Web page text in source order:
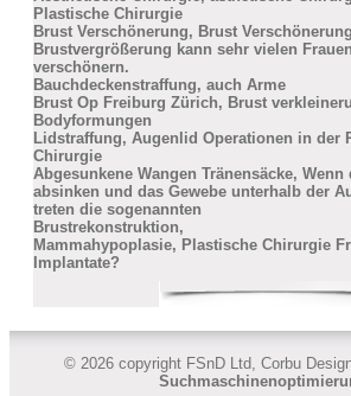
Plastische Chirurgie
Brust Verschönerung, Brust
Brustvergrößerung kann sehr vielen
verschönern.
Bauchdeckenstraffung, auch Arme
Brust Op Freiburg Zürich, Brust
Bodyformungen
Lidstraffung, Augenlid Operationen in der
Chirurgie
Abgesunkene Wangen Tränensäcke, Wenn
absinken und das Gewebe unterhalb der
treten die sogenannten
Brustrekonstruktion,
Mammahypoplasie, Plastische Chirurgie
Implantate?
© 2026 copyright FSnD Ltd, Corbu